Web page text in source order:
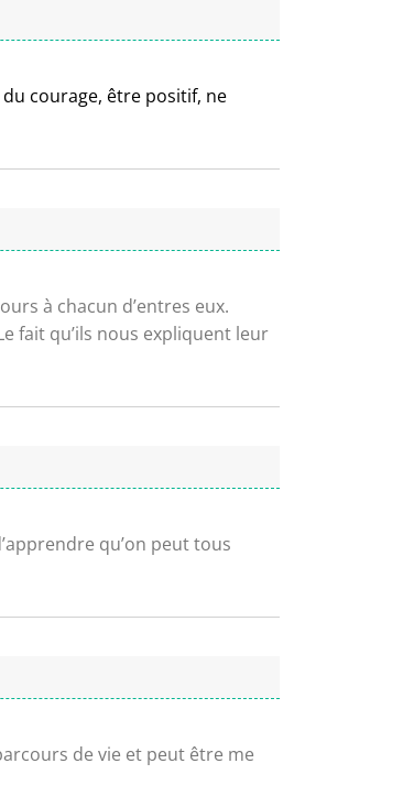
courage, être positif, ne
à chacun d’entres eux.
fait qu’ils nous expliquent leur
qu’on peut tous
de vie et peut être me